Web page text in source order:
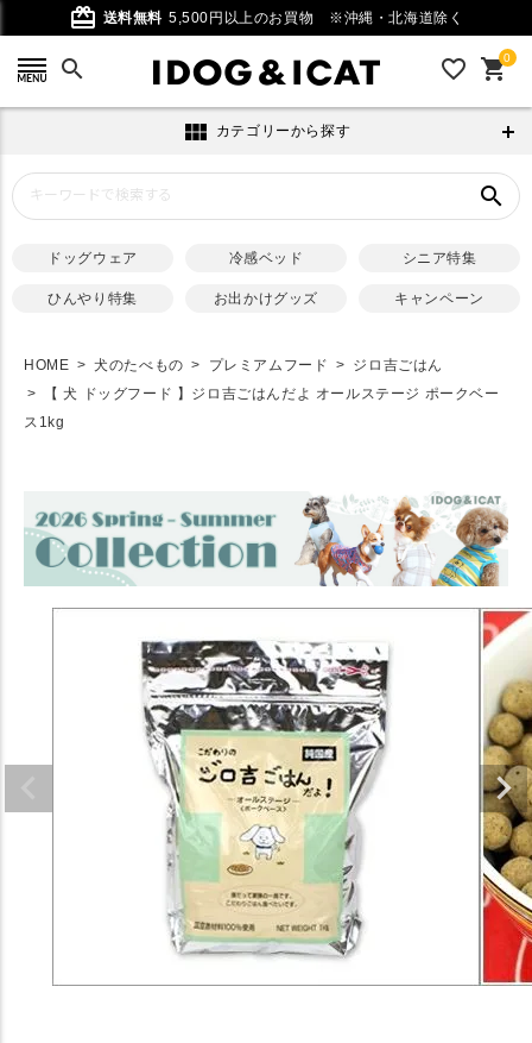
card_giftcard 送料無料 5,500円以上のお買物 ※沖縄・北海道除く
search favorite_outline 0
shopping_cart
view_module カテゴリーから探す
search
ドッグウェア 冷感ベッド シニア特集
ひんやり特集 お出かけグッズ キャンペーン
HOME 犬のたべもの プレミアムフード
ジロ吉ごはん
【 犬 ドッグフード 】ジロ吉ごはんだよ オールステージ ポークベー
ス1kg